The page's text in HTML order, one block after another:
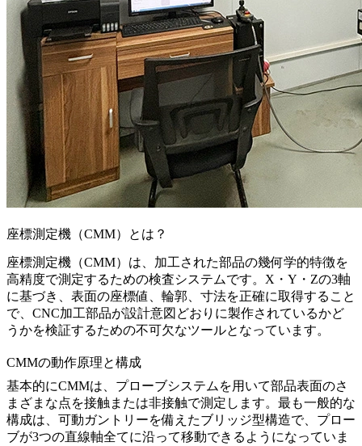
座標測定機（CMM）とは？
座標測定機（CMM）は、加工された部品の幾何学的特徴を
高精度で測定するための検査システムです。X・Y・Zの3軸
に基づき、表面の座標値、輪郭、寸法を正確に取得すること
で、CNC加工部品が設計意図どおりに製作されているかど
うかを検証するための不可欠なツールとなっています。
CMMの動作原理と構成
基本的にCMMは、プローブシステムを用いて部品表面のさ
まざまな点を接触または非接触で測定します。最も一般的な
構成は、可動ガントリーを備えたブリッジ型構造で、プロー
ブが3つの直線軸全てに沿って移動できるようになっていま